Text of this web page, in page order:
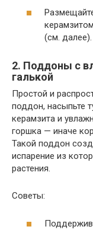
(см. далее).
2. Поддоны с
галькой
Простой и
поддон, насыпьте
керамзита и
горшка — иначе
Такой поддон
испарение из
растения.
Советы: